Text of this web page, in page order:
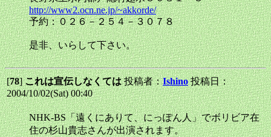
http://www2.ocn.ne.jp/~akkorde/
予約：０２６－２５４－３０７８
是非、いらして下さい。
[78]これは宣伝しなくては投稿者：Ishino 投稿日：
2004/10/02(Sat) 00:40
NHK-BS「遠くにありて、にっぽん人」でボリビア在
住の杉山貴志さんが出演されます。